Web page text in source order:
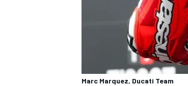
Marc Marquez, Ducati Team